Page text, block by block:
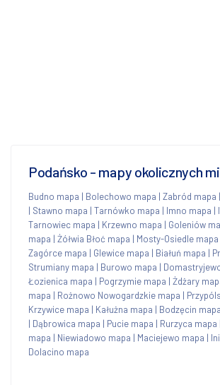
Podańsko - mapy okolicznych
Budno mapa | Bolechowo mapa | Zabród mapa |
| Stawno mapa | Tarnówko mapa | Imno mapa |
Tarnowiec mapa | Krzewno mapa | Goleniów
mapa | Żółwia Błoć mapa | Mosty-Osiedle mapa
Zagórce mapa | Glewice mapa | Białuń mapa |
Strumiany mapa | Burowo mapa |
Łozienica mapa | Pogrzymie mapa | Żdżary
mapa | Rożnowo Nowogardzkie mapa |
Krzywice mapa | Kałużna mapa | Bodzęcin mapa
| Dąbrowica mapa | Pucie mapa | Rurzyca mapa
mapa | Niewiadowo mapa | Maciejewo mapa |
Dolacino mapa